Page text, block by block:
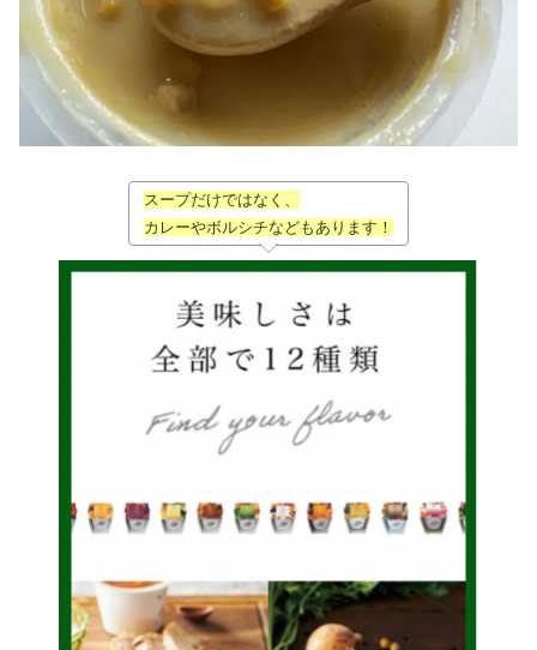
スープだけではなく、
カレーやボルシチなどもあります！